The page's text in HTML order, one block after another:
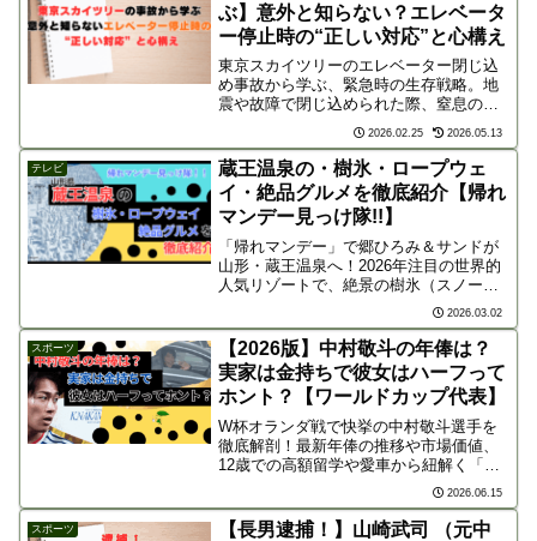
ぶ】意外と知らない？エレベータ
ー停止時の“正しい対応”と心構え
東京スカイツリーのエレベーター閉じ込
め事故から学ぶ、緊急時の生存戦略。地
震や故障で閉じ込められた際、窒息の心
配はある？インターホンが不通ならどう
する？日本エレベーター協会推奨の「3つ
の正しい対応」と、命を守る日頃の備え
を分かりやすく解説。
2026.02.25 2026.05.13
テレビ
蔵王温泉の・樹氷・ロープウェ
イ・絶品グルメを徹底紹介【帰れ
マンデー見っけ隊!!】
「帰れマンデー」で郷ひろみ＆サンドが
山形・蔵王温泉へ！2026年注目の世界的
人気リゾートで、絶景の樹氷（スノーモ
ンスター）や山形牛、玉こんにゃく等の
絶品グルメ、全国1位に輝いた極上の雪見
露天風呂を徹底紹介。番組登場のスポッ
ト情報をチェック！
2026.03.02
スポーツ
【2026版】中村敬斗の年俸は？
実家は金持ちで彼女はハーフって
ホント？【ワールドカップ代表】
W杯オランダ戦で快挙の中村敬斗選手を
徹底解剖！最新年俸の推移や市場価値、
12歳での高額留学や愛車から紐解く「実
家金持ち説」の真相、気になるハーフ彼
女の噂や独身の恋愛事情まで詳しく解説
します。
2026.06.15
スポーツ
【長男逮捕！】山崎武司 （元中